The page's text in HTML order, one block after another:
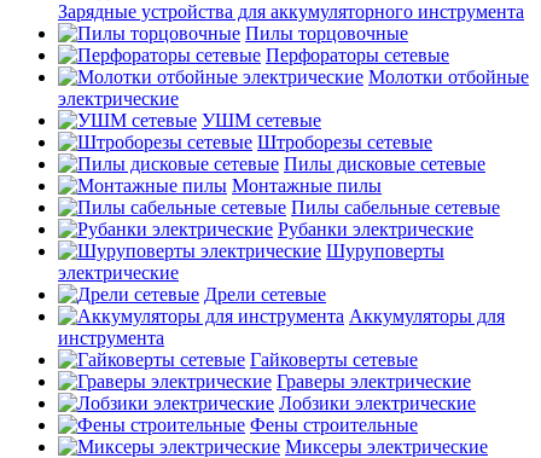
Зарядные устройства для аккумуляторного инструмента
Пилы торцовочные
Перфораторы сетевые
Молотки отбойные
электрические
УШМ сетевые
Штроборезы сетевые
Пилы дисковые сетевые
Монтажные пилы
Пилы сабельные сетевые
Рубанки электрические
Шуруповерты
электрические
Дрели сетевые
Аккумуляторы для
инструмента
Гайковерты сетевые
Граверы электрические
Лобзики электрические
Фены строительные
Миксеры электрические